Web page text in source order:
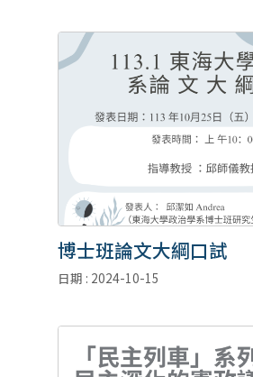
博士班論文大綱口試
日期 : 2024-10-15